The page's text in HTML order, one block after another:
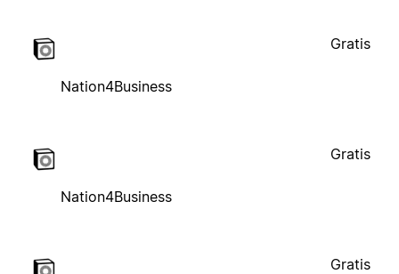
Nation4Business
Gratis
Nation4Business
Gratis
Gratis